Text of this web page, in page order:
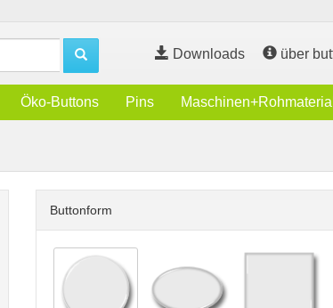
Downloads über
Öko-Buttons Pins Maschinen+Rohmaterial
Buttonform